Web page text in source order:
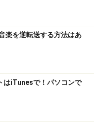
内容をご確認くださ
っては画面表示、操作方
をチェック！
楽を逆転送する方法はあ
はiTunesで！パソコンで